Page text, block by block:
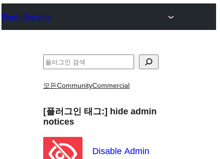
가
Plugin Directory
검
모든CommunityCommercial
[플러그인 태그:] hide admin
notices
Disable Admin